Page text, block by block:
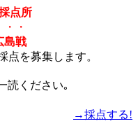
点所
・・
島戦
点を募集します。
読ください｡
→採点する!